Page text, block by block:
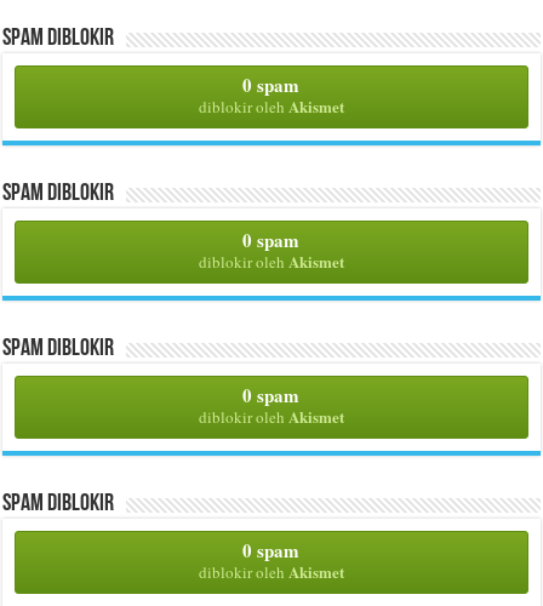
Spam Diblokir
0 spam
diblokir oleh Akismet
Spam Diblokir
0 spam
diblokir oleh Akismet
Spam Diblokir
0 spam
diblokir oleh Akismet
Spam Diblokir
0 spam
diblokir oleh Akismet